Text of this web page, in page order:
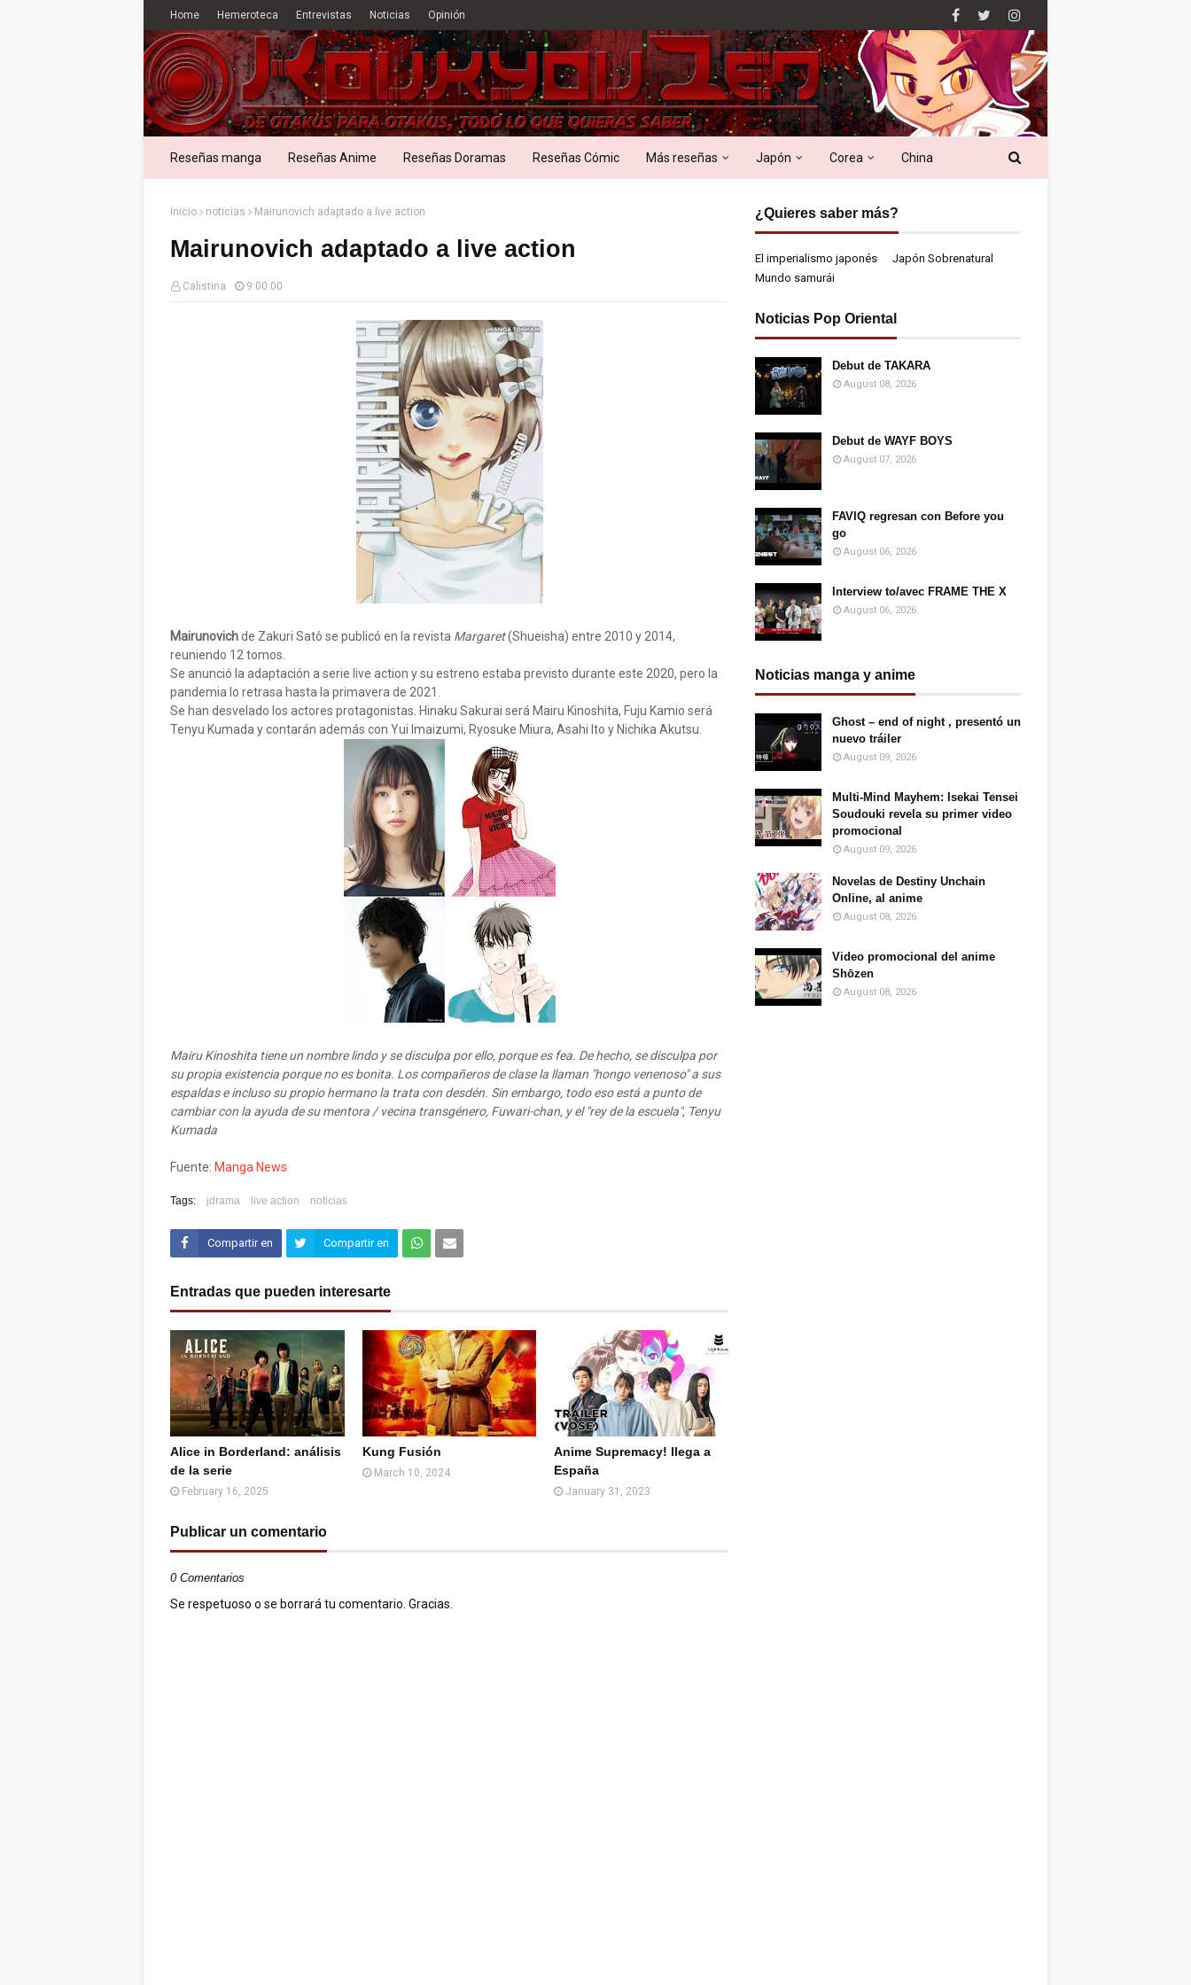
Home Hemeroteca Entrevistas Noticias Opinión
Reseñas manga Reseñas Anime Reseñas Doramas Reseñas Cómic Más reseñas Japón Corea China
Inicio noticias Mairunovich adaptado a live action
Mairunovich adaptado a live action
Calistina 9:00:00
Mairunovichde Zakuri Satô se publicó en la revista Margaret(Shueisha) entre 2010 y 2014,
reuniendo 12 tomos.
Se anunció la adaptación a serie live action y su estreno estaba previsto durante este 2020, pero la
pandemia lo retrasa hasta la primavera de 2021.
Se han desvelado los actores protagonistas. Hinaku Sakurai será Mairu Kinoshita, Fuju Kamio será
Tenyu Kumada y contarán además con Yui Imaizumi, Ryosuke Miura, Asahi Ito y Nichika Akutsu.
Mairu Kinoshita tiene un nombre lindo y se disculpa por ello, porque es fea. De hecho, se disculpa por
su propia existencia porque no es bonita. Los compañeros de clase la llaman "hongo venenoso" a sus
espaldas e incluso su propio hermano la trata con desdén. Sin embargo, todo eso está a punto de
cambiar con la ayuda de su mentora / vecina transgénero, Fuwari-chan, y el "rey de la escuela", Tenyu
Kumada
Fuente: Manga News
Tags: jdrama live action noticias
Compartir en Compartir en
en
What
sApp
(Web
por
Email
Entradas que pueden interesarte
Alice in Borderland: análisis
de la serie
February 16, 2025
Kung Fusión
March 10, 2024
Anime Supremacy! llega a
España
January 31, 2023
Publicar un comentario
0 Comentarios
Se respetuoso o se borrará tu comentario. Gracias.
¿Quieres saber más?
El imperialismo japonés
Japón Sobrenatural
Mundo samurái
Noticias Pop Oriental
Debut de TAKARA
August 08, 2026
Debut de WAYF BOYS
August 07, 2026
FAVIQ regresan con Before you
go
August 06, 2026
Interview to/avec FRAME THE X
August 06, 2026
Noticias manga y anime
Ghost – end of night , presentó un
nuevo tráiler
August 09, 2026
Multi-Mind Mayhem: Isekai Tensei
Soudouki revela su primer video
promocional
August 09, 2026
Novelas de Destiny Unchain
Online, al anime
August 08, 2026
Video promocional del anime
Shōzen
August 08, 2026